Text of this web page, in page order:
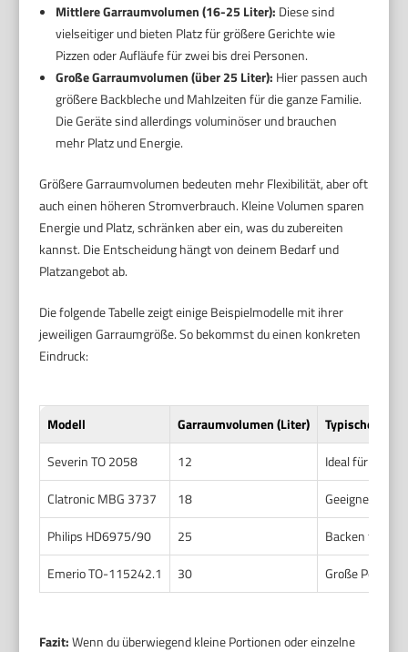
Mittlere Garraumvolumen (16-25 Liter): Diese sind
vielseitiger und bieten Platz für größere Gerichte wie
Pizzen oder Aufläufe für zwei bis drei Personen.
Große Garraumvolumen (über 25 Liter): Hier passen auch
größere Backbleche und Mahlzeiten für die ganze Familie.
Die Geräte sind allerdings voluminöser und brauchen
mehr Platz und Energie.
Größere Garraumvolumen bedeuten mehr Flexibilität, aber oft
auch einen höheren Stromverbrauch. Kleine Volumen sparen
Energie und Platz, schränken aber ein, was du zubereiten
kannst. Die Entscheidung hängt von deinem Bedarf und
Platzangebot ab.
Die folgende Tabelle zeigt einige Beispielmodelle mit ihrer
jeweiligen Garraumgröße. So bekommst du einen konkreten
Eindruck:
Modell Garraumvolumen (Liter)
Typische
Severin TO 2058
12
Ideal für kleine
Clatronic MBG 3737
18
Geeignet für
Philips HD6975/90
25
Backen für
Emerio TO-115242.1
30 Große
Fazit:Wenn du überwiegend kleine Portionen oder einzelne